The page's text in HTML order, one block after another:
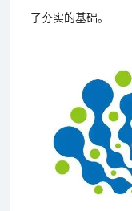
了夯实的基础。